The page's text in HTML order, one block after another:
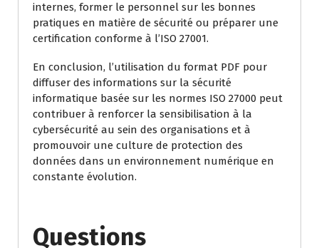
internes, former le personnel sur les bonnes
pratiques en matière de sécurité ou préparer une
certification conforme à l’ISO 27001.
En conclusion, l’utilisation du format PDF pour
diffuser des informations sur la sécurité
informatique basée sur les normes ISO 27000 peut
contribuer à renforcer la sensibilisation à la
cybersécurité au sein des organisations et à
promouvoir une culture de protection des
données dans un environnement numérique en
constante évolution.
Questions